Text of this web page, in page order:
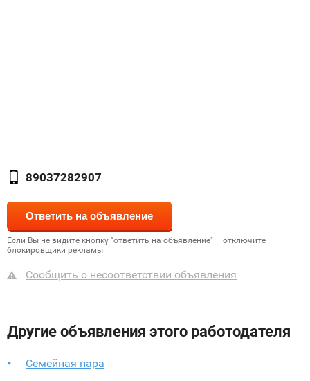
89037282907
Если Вы не видите кнопку "ответить на объявление" – отключите
блокировщики рекламы
Сообщить о несоответствии объявления
Другие объявления этого работодателя
Семейная пара